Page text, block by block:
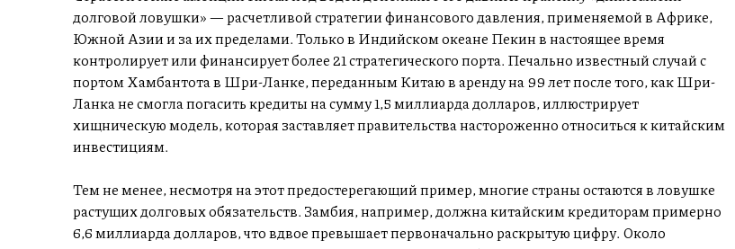
долговой ловушки» — расчетливой стратегии финансового давления, применяемой в Африке,
Южной Азии и за их пределами. Только в Индийском океане Пекин в настоящее время
контролирует или финансирует более 21 стратегического порта. Печально известный случай с
портом Хамбантота в Шри-Ланке, переданным Китаю в аренду на 99 лет после того, как Шри-
Ланка не смогла погасить кредиты на сумму 1,5 миллиарда долларов, иллюстрирует
хищническую модель, которая заставляет правительства настороженно относиться к китайским
инвестициям.
Тем не менее, несмотря на этот предостерегающий пример, многие страны остаются в ловушке
растущих долговых обязательств. Замбия, например, должна китайским кредиторам примерно
6,6 миллиарда долларов, что вдвое превышает первоначально раскрытую цифру. Около